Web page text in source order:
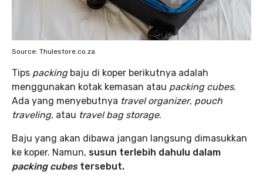
Source: Thulestore.co.za
Tips packingbaju di koper berikutnya adalah
menggunakan kotak kemasan atau packing cubes.
Ada yang menyebutnya travel organizer, pouch
traveling, atau travel bag storage.
Baju yang akan dibawa jangan langsung dimasukkan
ke koper. Namun, susun terlebih dahulu dalam
packing cubestersebut.